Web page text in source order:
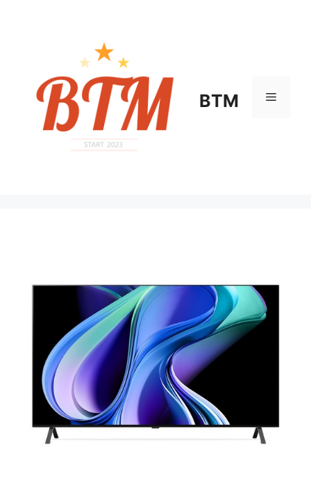
BTM 메